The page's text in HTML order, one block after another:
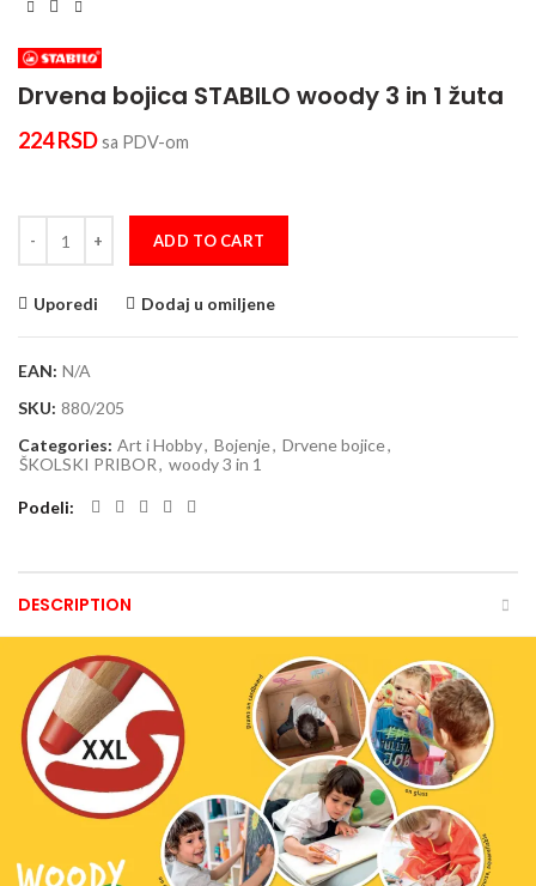
Drvena bojica STABILO woody 3 in 1 žuta
224RSDsa PDV-om
ADD TO CART
Uporedi Dodaj u omiljene
EAN: N/A
SKU: 880/205
Categories: Art i Hobby, Bojenje, Drvene bojice,
ŠKOLSKI PRIBOR, woody 3 in 1
Podeli
DESCRIPTION